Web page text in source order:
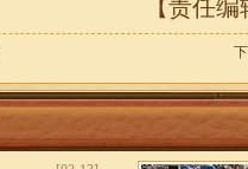
【责任